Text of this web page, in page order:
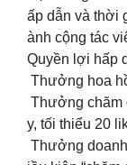
ấp dẫn và thời
ành cộng tác
Quyền lợi hấp
Thưởng hoa
Thưởng chăm
y, tối thiểu 20
Thưởng